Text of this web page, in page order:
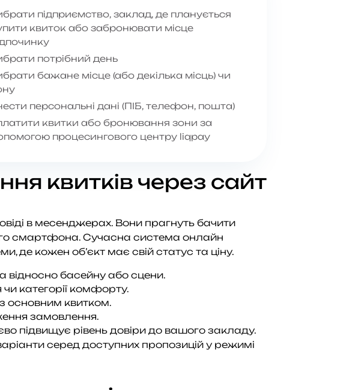
підприємство, заклад, де планується
квиток або забронювати місце
потрібний день
бажане місце (або декілька місць) чи
персональні дані (ПІБ, телефон, пошта)
квитки або бронювання зони за
процесингового центру liqpay
квитків через сайт
в месенджерах. Вони прагнуть бачити
смартфона. Сучасна система онлайн
де кожен об’єкт має свій статус та ціну.
відносно басейну або сцени.
категорії комфорту.
основним квитком.
замовлення.
підвищує рівень довіри до вашого закладу.
серед доступних пропозицій у режимі